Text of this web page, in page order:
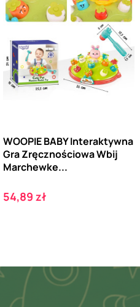
WOOPIE BABY Interaktywna
Gra Zręcznościowa Wbij
Marchewke...
Cena
54,89 zł